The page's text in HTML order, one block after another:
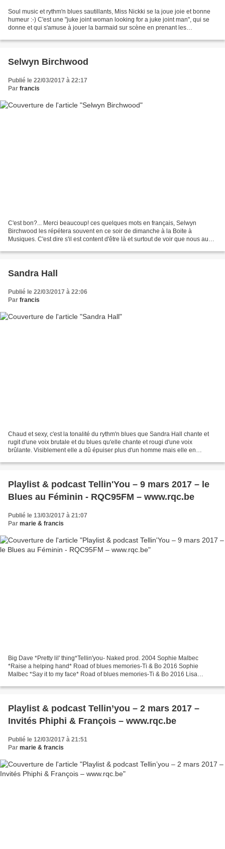
Soul music et rythm'n blues sautillants, Miss Nickki se la joue joie et bonne
humeur :-) C'est une "juke joint woman looking for a juke joint man", qui se
donne et qui s'amuse à jouer la barmaid sur scène en prenant les
Selwyn Birchwood
Publié le 22/03/2017 à 22:17
Par francis
C'est bon?... Merci beaucoup! ces quelques mots en français, Selwyn
Birchwood les répétera souvent en ce soir de dimanche à la Boite à
Musiques. C'est dire s'il est content d'être là et surtout de voir que nous aussi
Sandra Hall
Publié le 22/03/2017 à 22:06
Par francis
Chaud et sexy, c'est la tonalité du rythm'n blues que Sandra Hall chante et
rugit d'une voix brutale et du blues qu'elle chante et rougi d'une voix
brûlante. Visiblement elle a dû épuiser plus d'un homme mais elle en
Playlist & podcast Tellin'You – 9 mars 2017 – le
Blues au Féminin - RQC95FM – www.rqc.be
Publié le 13/03/2017 à 21:07
Par marie & francis
Big Dave *Pretty lil' thing*Tellin'you- Naked prod. 2004 Sophie Malbec
*Raise a helping hand* Road of blues memories-Ti & Bo 2016 Sophie
Malbec *Say it to my face* Road of blues memories-Ti & Bo 2016 Lisa
Playlist & podcast Tellin’you – 2 mars 2017 –
Invités Phiphi & François – www.rqc.be
Publié le 12/03/2017 à 21:51
Par marie & francis